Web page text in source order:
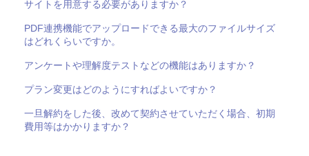
サイトを用意する必要がありますか？
PDF連携機能でアップロードできる最大のファイルサイズ
はどれくらいですか。
アンケートや理解度テストなどの機能はありますか？
プラン変更はどのようにすればよいですか？
一旦解約をした後、改めて契約させていただく場合、初期
費用等はかかりますか？